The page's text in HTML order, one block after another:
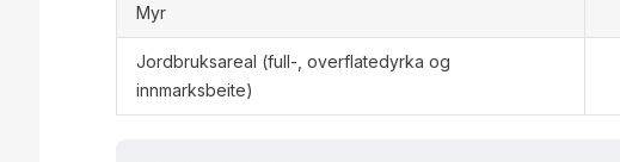
Myr
Jordbruksareal (full-, overflatedyrka og
innmarksbeite)